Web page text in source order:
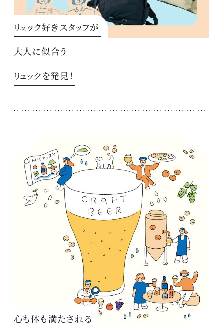
リュック好きスタッフが
大人に似合う
リュックを発見！
心も体も満たされる